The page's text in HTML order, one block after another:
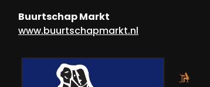
Buurtschap Markt
www.buurtschapmarkt.nl